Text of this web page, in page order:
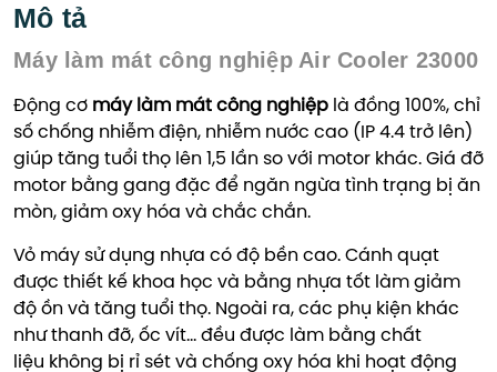
Mô tả
Máy làm mát công nghiệp Air Cooler 23000
Động cơ máy làm mát công nghiệp là đồng 100%, chỉ
số chống nhiễm điện, nhiễm nước cao (IP 4.4 trở lên)
giúp tăng tuổi thọ lên 1,5 lần so với motor khác. Giá đỡ
motor bằng gang đặc để ngăn ngừa tình trạng bị ăn
mòn, giảm oxy hóa và chắc chắn.
Vỏ máy sử dụng nhựa có độ bền cao. Cánh quạt
được thiết kế khoa học và bằng nhựa tốt làm giảm
độ ồn và tăng tuổi thọ. Ngoài ra, các phụ kiện khác
như thanh đỡ, ốc vít… đều được làm bằng chất
liệu không bị rỉ sét và chống oxy hóa khi hoạt động